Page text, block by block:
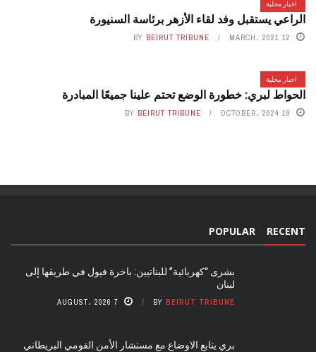
اخبار محلية
الراعي يستقبل وفد لقاء الأزهر برئاسة السنيورة
12 MARCH، 2021 BY BEIRUT TRIBUNE
اخبار محلية
الحواط لبري: خطورة الوضع تحتم علينا جميعًا المبادرة
19 OCTOBER، 2024 BY BEIRUT TRIBUNE
RECENT
POPULAR
بشرى “كهربائية” للبنانيين: باخرة فيول في طريقها إلى
لبنان
BY BEIRUT TRIBUNE 7 AUGUST، 2026
بري يتابع الاوضاع مع مستشار الأمن القومي البريطاني